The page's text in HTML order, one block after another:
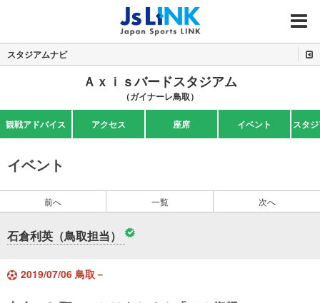
MENU
スタジアムナビ
Ａｘｉｓバードスタジアム
（ガイナーレ鳥取）
観戦アドバイス アクセス 座席 イベント スタ
イベント
前へ 一覧 次へ
石倉利英（鳥取担当）
2019/07/06 鳥取－